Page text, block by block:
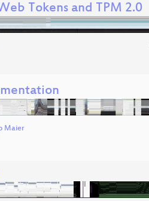
Tokens and TPM 2.0
Maier